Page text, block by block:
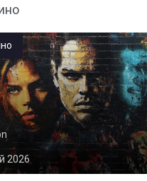
2026